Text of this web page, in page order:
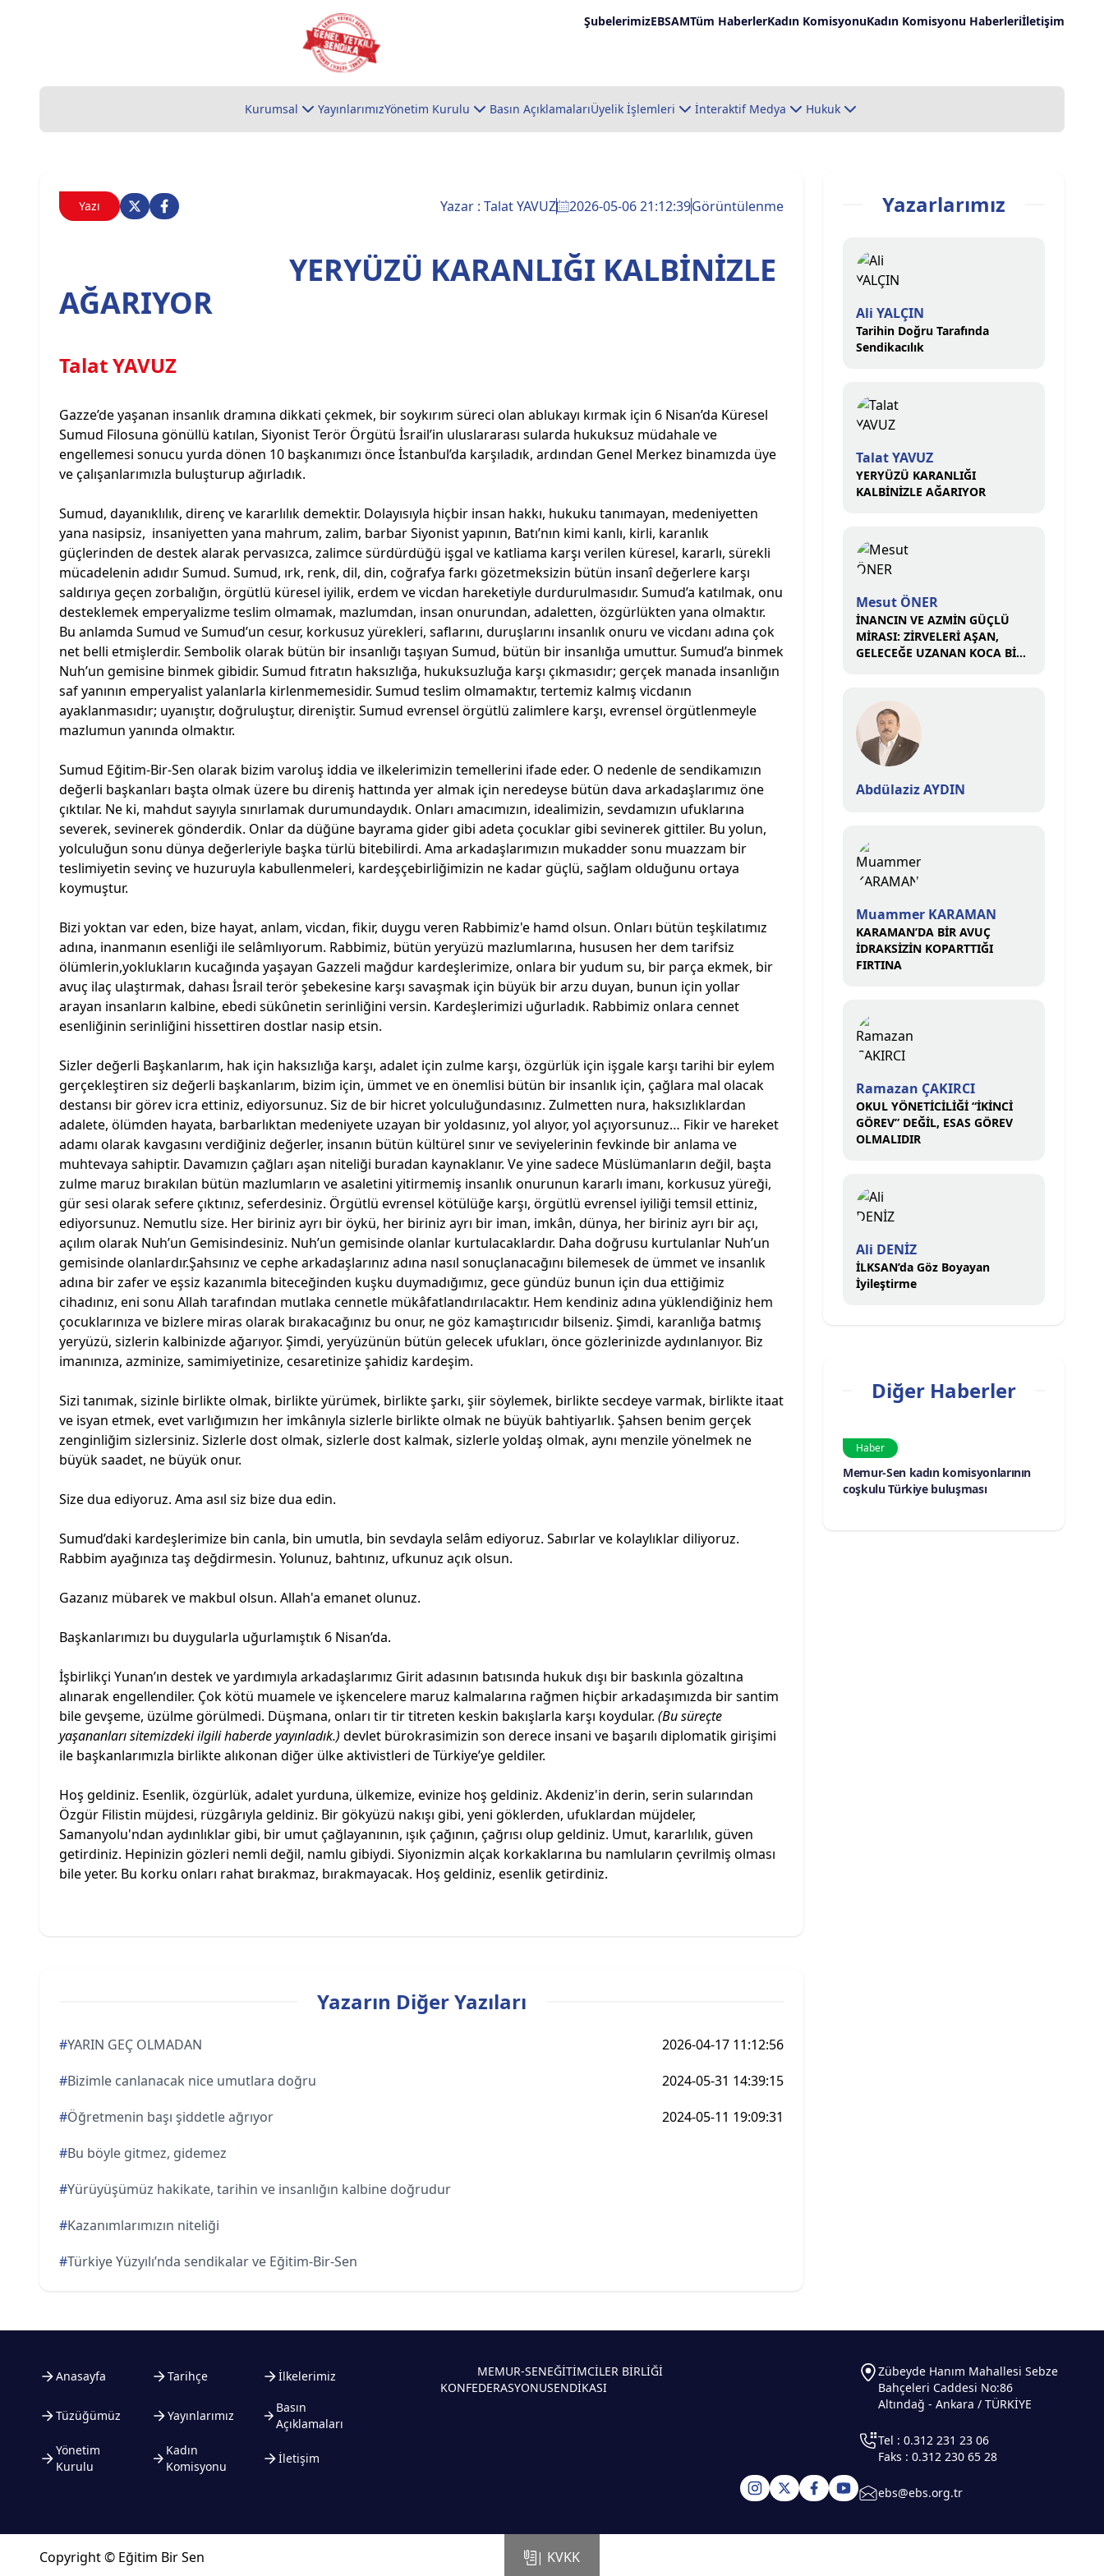
ŞubelerimizEBSAMTüm HaberlerKadın KomisyonuKadın Komisyonu Haberleriİletişim
Kurumsal YayınlarımızYönetim Kurulu Basın AçıklamalarıÜyelik İşlemleri İnteraktif Medya Hukuk
Yazı Yazar : Talat YAVUZ 2026-05-06 21:12:39Görüntülenme
YERYÜZÜ KARANLIĞI KALBİNİZLE
AĞARIYOR
Talat YAVUZ
Gazze’de yaşanan insanlık dramına dikkati çekmek, bir soykırım süreci olan ablukayı kırmak için 6 Nisan’da Küresel
Sumud Filosuna gönüllü katılan, Siyonist Terör Örgütü İsrail’in uluslararası sularda hukuksuz müdahale ve
engellemesi sonucu yurda dönen 10 başkanımızı önce İstanbul’da karşıladık, ardından Genel Merkez binamızda üye
ve çalışanlarımızla buluşturup ağırladık.
Sumud, dayanıklılık, direnç ve kararlılık demektir. Dolayısıyla hiçbir insan hakkı, hukuku tanımayan, medeniyetten
yana nasipsiz, insaniyetten yana mahrum, zalim, barbar Siyonist yapının, Batı’nın kimi kanlı, kirli, karanlık
güçlerinden de destek alarak pervasızca, zalimce sürdürdüğü işgal ve katliama karşı verilen küresel, kararlı, sürekli
mücadelenin adıdır Sumud. Sumud, ırk, renk, dil, din, coğrafya farkı gözetmeksizin bütün insanî değerlere karşı
saldırıya geçen zorbalığın, örgütlü küresel iyilik, erdem ve vicdan hareketiyle durdurulmasıdır. Sumud’a katılmak, onu
desteklemek emperyalizme teslim olmamak, mazlumdan, insan onurundan, adaletten, özgürlükten yana olmaktır.
Bu anlamda Sumud ve Sumud’un cesur, korkusuz yürekleri, saflarını, duruşlarını insanlık onuru ve vicdanı adına çok
net belli etmişlerdir. Sembolik olarak bütün bir insanlığı taşıyan Sumud, bütün bir insanlığa umuttur. Sumud’a binmek
Nuh’un gemisine binmek gibidir. Sumud fıtratın haksızlığa, hukuksuzluğa karşı çıkmasıdır; gerçek manada insanlığın
saf yanının emperyalist yalanlarla kirlenmemesidir. Sumud teslim olmamaktır, tertemiz kalmış vicdanın
ayaklanmasıdır; uyanıştır, doğruluştur, direniştir. Sumud evrensel örgütlü zalimlere karşı, evrensel örgütlenmeyle
mazlumun yanında olmaktır.
Sumud Eğitim-Bir-Sen olarak bizim varoluş iddia ve ilkelerimizin temellerini ifade eder. O nedenle de sendikamızın
değerli başkanları başta olmak üzere bu direniş hattında yer almak için neredeyse bütün dava arkadaşlarımız öne
çıktılar. Ne ki, mahdut sayıyla sınırlamak durumundaydık. Onları amacımızın, idealimizin, sevdamızın ufuklarına
severek, sevinerek gönderdik. Onlar da düğüne bayrama gider gibi adeta çocuklar gibi sevinerek gittiler. Bu yolun,
yolculuğun sonu dünya değerleriyle başka türlü bitebilirdi. Ama arkadaşlarımızın mukadder sonu muazzam bir
teslimiyetin sevinç ve huzuruyla kabullenmeleri, kardeşçebirliğimizin ne kadar güçlü, sağlam olduğunu ortaya
koymuştur.
Bizi yoktan var eden, bize hayat, anlam, vicdan, fikir, duygu veren Rabbimiz'e hamd olsun. Onları bütün teşkilatımız
adına, inanmanın esenliği ile selâmlıyorum. Rabbimiz, bütün yeryüzü mazlumlarına, hususen her dem tarifsiz
ölümlerin,yoklukların kucağında yaşayan Gazzeli mağdur kardeşlerimize, onlara bir yudum su, bir parça ekmek, bir
avuç ilaç ulaştırmak, dahası İsrail terör şebekesine karşı savaşmak için büyük bir arzu duyan, bunun için yollar
arayan insanların kalbine, ebedi sükûnetin serinliğini versin. Kardeşlerimizi uğurladık. Rabbimiz onlara cennet
esenliğinin serinliğini hissettiren dostlar nasip etsin.
Sizler değerli Başkanlarım, hak için haksızlığa karşı, adalet için zulme karşı, özgürlük için işgale karşı tarihi bir eylem
gerçekleştiren siz değerli başkanlarım, bizim için, ümmet ve en önemlisi bütün bir insanlık için, çağlara mal olacak
destansı bir görev icra ettiniz, ediyorsunuz. Siz de bir hicret yolculuğundasınız. Zulmetten nura, haksızlıklardan
adalete, ölümden hayata, barbarlıktan medeniyete uzayan bir yoldasınız, yol alıyor, yol açıyorsunuz… Fikir ve hareket
adamı olarak kavgasını verdiğiniz değerler, insanın bütün kültürel sınır ve seviyelerinin fevkinde bir anlama ve
muhtevaya sahiptir. Davamızın çağları aşan niteliği buradan kaynaklanır. Ve yine sadece Müslümanların değil, başta
zulme maruz bırakılan bütün mazlumların ve asaletini yitirmemiş insanlık onurunun kararlı imanı, korkusuz yüreği,
gür sesi olarak sefere çıktınız, seferdesiniz. Örgütlü evrensel kötülüğe karşı, örgütlü evrensel iyiliği temsil ettiniz,
ediyorsunuz. Nemutlu size. Her biriniz ayrı bir öykü, her biriniz ayrı bir iman, imkân, dünya, her biriniz ayrı bir açı,
açılım olarak Nuh’un Gemisindesiniz. Nuh’un gemisinde olanlar kurtulacaklardır. Daha doğrusu kurtulanlar Nuh’un
gemisinde olanlardır.Şahsınız ve cephe arkadaşlarınız adına nasıl sonuçlanacağını bilemesek de ümmet ve insanlık
adına bir zafer ve eşsiz kazanımla biteceğinden kuşku duymadığımız, gece gündüz bunun için dua ettiğimiz
cihadınız, eni sonu Allah tarafından mutlaka cennetle mükâfatlandırılacaktır. Hem kendiniz adına yüklendiğiniz hem
çocuklarınıza ve bizlere miras olarak bırakacağınız bu onur, ne göz kamaştırıcıdır bilseniz. Şimdi, karanlığa batmış
yeryüzü, sizlerin kalbinizde ağarıyor. Şimdi, yeryüzünün bütün gelecek ufukları, önce gözlerinizde aydınlanıyor. Biz
imanınıza, azminize, samimiyetinize, cesaretinize şahidiz kardeşim.
Sizi tanımak, sizinle birlikte olmak, birlikte yürümek, birlikte şarkı, şiir söylemek, birlikte secdeye varmak, birlikte itaat
ve isyan etmek, evet varlığımızın her imkânıyla sizlerle birlikte olmak ne büyük bahtiyarlık. Şahsen benim gerçek
zenginliğim sizlersiniz. Sizlerle dost olmak, sizlerle dost kalmak, sizlerle yoldaş olmak, aynı menzile yönelmek ne
büyük saadet, ne büyük onur.
Size dua ediyoruz. Ama asıl siz bize dua edin.
Sumud’daki kardeşlerimize bin canla, bin umutla, bin sevdayla selâm ediyoruz. Sabırlar ve kolaylıklar diliyoruz.
Rabbim ayağınıza taş değdirmesin. Yolunuz, bahtınız, ufkunuz açık olsun.
Gazanız mübarek ve makbul olsun. Allah'a emanet olunuz.
Başkanlarımızı bu duygularla uğurlamıştık 6 Nisan’da.
İşbirlikçi Yunan’ın destek ve yardımıyla arkadaşlarımız Girit adasının batısında hukuk dışı bir baskınla gözaltına
alınarak engellendiler. Çok kötü muamele ve işkencelere maruz kalmalarına rağmen hiçbir arkadaşımızda bir santim
bile gevşeme, üzülme görülmedi. Düşmana, onları tir tir titreten keskin bakışlarla karşı koydular. (Bu süreçte
yaşananları sitemizdeki ilgili haberde yayınladık.) devlet bürokrasimizin son derece insani ve başarılı diplomatik girişimi
ile başkanlarımızla birlikte alıkonan diğer ülke aktivistleri de Türkiye’ye geldiler.
Hoş geldiniz. Esenlik, özgürlük, adalet yurduna, ülkemize, evinize hoş geldiniz. Akdeniz'in derin, serin sularından
Özgür Filistin müjdesi, rüzgârıyla geldiniz. Bir gökyüzü nakışı gibi, yeni göklerden, ufuklardan müjdeler,
Samanyolu'ndan aydınlıklar gibi, bir umut çağlayanının, ışık çağının, çağrısı olup geldiniz. Umut, kararlılık, güven
getirdiniz. Hepinizin gözleri nemli değil, namlu gibiydi. Siyonizmin alçak korkaklarına bu namluların çevrilmiş olması
bile yeter. Bu korku onları rahat bırakmaz, bırakmayacak. Hoş geldiniz, esenlik getirdiniz.
Yazarın Diğer Yazıları
#YARIN GEÇ OLMADAN
2026-04-17 11:12:56
#Bizimle canlanacak nice umutlara doğru
2024-05-31 14:39:15
#Öğretmenin başı şiddetle ağrıyor
2024-05-11 19:09:31
#Bu böyle gitmez, gidemez
#Yürüyüşümüz hakikate, tarihin ve insanlığın kalbine doğrudur
#Kazanımlarımızın niteliği
#Türkiye Yüzyılı’nda sendikalar ve Eğitim-Bir-Sen
Yazarlarımız
Ali YALÇIN
Tarihin Doğru Tarafında
Sendikacılık
Talat YAVUZ
YERYÜZÜ KARANLIĞI
KALBİNİZLE AĞARIYOR
Mesut ÖNER
İNANCIN VE AZMİN GÜÇLÜ
MİRASI: ZİRVELERİ AŞAN,
GELECEĞE UZANAN KOCA BİR
Abdülaziz AYDIN
Muammer KARAMAN
KARAMAN’DA BİR AVUÇ
İDRAKSİZİN KOPARTTIĞI
FIRTINA
Ramazan ÇAKIRCI
OKUL YÖNETİCİLİĞİ “İKİNCİ
GÖREV” DEĞİL, ESAS GÖREV
OLMALIDIR
Ali DENİZ
İLKSAN’da Göz Boyayan
İyileştirme
Diğer Haberler
Haber
Memur-Sen kadın komisyonlarının
coşkulu Türkiye buluşması
Anasayfa Tarihçe İlkelerimiz
Tüzüğümüz Yayınlarımız
Basın
Açıklamaları
Yönetim
Kurulu
Kadın
Komisyonu
İletişim
MEMUR-SEN
KONFEDERASYONU
EĞİTİMCİLER BİRLİĞİ
SENDİKASI
Zübeyde Hanım Mahallesi Sebze
Bahçeleri Caddesi No:86
Altındağ - Ankara / TÜRKİYE
Tel : 0.312 231 23 06
Faks : 0.312 230 65 28
ebs@ebs.org.tr
Copyright © Eğitim Bir Sen | KVKK